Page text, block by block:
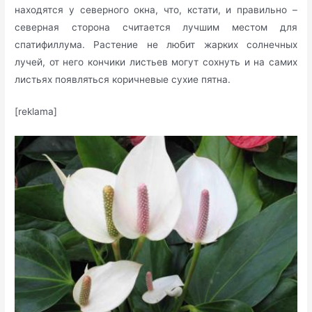
находятся у северного окна, что, кстати, и правильно –
северная сторона считается лучшим местом для
спатифиллума. Растение не любит жарких солнечных
лучей, от него кончики листьев могут сохнуть и на самих
листьях появляться коричневые сухие пятна.
[reklama]